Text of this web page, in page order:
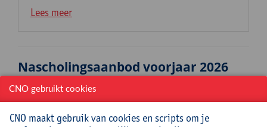
Lees meer
Nascholingsaanbod voorjaar 2026
Het voorjaar 2026 brengt opnieuw een ruim aanbod
aan nascholingen voor iedereen in het brede
onderwijsveld, met aandacht voor de meest recente
CNO gebruikt cookies
CNO maakt gebruik van cookies en scripts om je